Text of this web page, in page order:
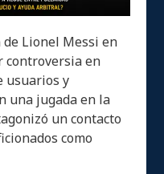
Lionel Messi en
controversia en
usuarios y
una jugada en la
un contacto
como